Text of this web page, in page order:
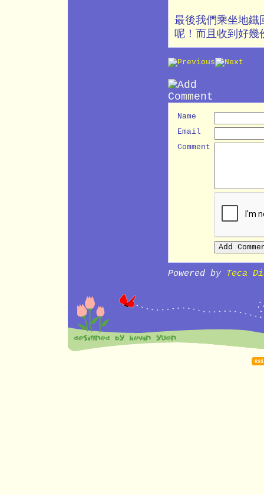
最後我們乘坐地鐵
呢！而且收到好幾
Name
Email
Comment
Powered by Teca